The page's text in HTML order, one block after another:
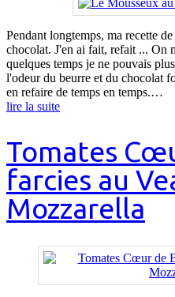
Pendant longtemps, ma recette
chocolat. J'en ai fait, refait ... On
quelques temps je ne pouvais
l'odeur du beurre et du chocolat
en refaire de temps en temps.…
lire la suite
Tomates
farcies au
Mozzarella